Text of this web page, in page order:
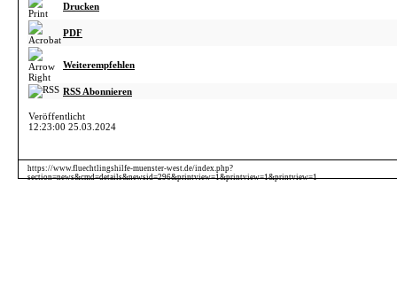
Drucken
PDF
Weiterempfehlen
RSS Abonnieren
Veröffentlicht
12:23:00 25.03.2024
https://www.fluechtlingshilfe-muenster-west.de/index.php?
section=news&cmd=details&newsid=296&printview=1&printview=1&printview=1